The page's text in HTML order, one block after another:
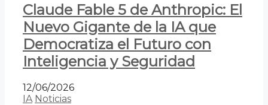
Claude Fable 5 de Anthropic: El
Nuevo Gigante de la IA que
Democratiza el Futuro con
Inteligencia y Seguridad
12/06/2026
IA Noticias